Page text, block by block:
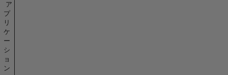
ア
プ
リ
ケ
ー
シ
ョ
ン